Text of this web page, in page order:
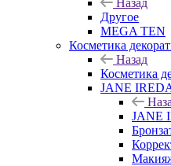
Назад
Другое
MEGA TEN
Косметика
Назад
Косметика
JANE
JANE